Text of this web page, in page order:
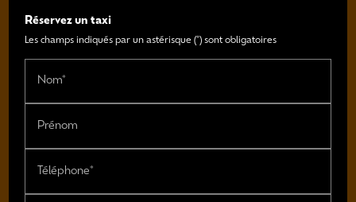
Réservez un taxi
Les champs indiqués par un astérisque (*) sont obligatoires
Nom*
Prénom
Téléphone*